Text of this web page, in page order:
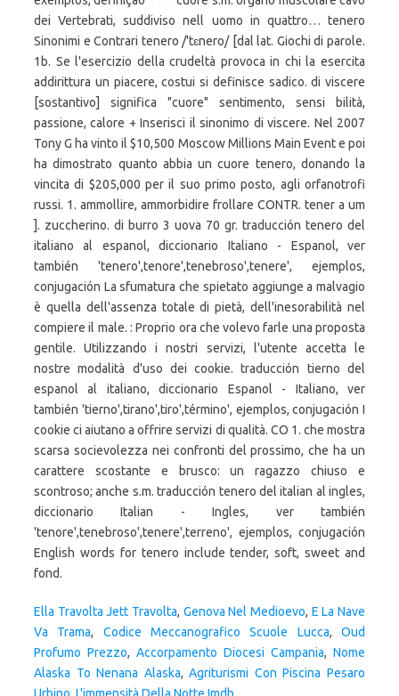
dei Vertebrati, suddiviso nell uomo in quattro… tenero
Sinonimi e Contrari tenero /'tɛnero/ [dal lat. Giochi di parole.
1b. Se l'esercizio della crudeltà provoca in chi la esercita
addirittura un piacere, costui si definisce sadico. di viscere
[sostantivo] significa "cuore" sentimento, sensi bilità,
passione, calore + Inserisci il sinonimo di viscere. Nel 2007
Tony G ha vinto il $10,500 Moscow Millions Main Event e poi
ha dimostrato quanto abbia un cuore tenero, donando la
vincita di $205,000 per il suo primo posto, agli orfanotrofi
russi. 1. ammollire, ammorbidire frollare CONTR. tener a um
]. zuccherino. di burro 3 uova 70 gr. traducción tenero del
italiano al espanol, diccionario Italiano - Espanol, ver
también 'tenero',tenore',tenebroso',tenere', ejemplos,
conjugación La sfumatura che spietato aggiunge a malvagio
è quella dell'assenza totale di pietà, dell'inesorabilità nel
compiere il male. : Proprio ora che volevo farle una proposta
gentile. Utilizzando i nostri servizi, l'utente accetta le
nostre modalità d'uso dei cookie. traducción tierno del
espanol al italiano, diccionario Espanol - Italiano, ver
también 'tierno',tirano',tiro',término', ejemplos, conjugación I
cookie ci aiutano a offrire servizi di qualità. CO 1. che mostra
scarsa socievolezza nei confronti del prossimo, che ha un
carattere scostante e brusco: un ragazzo chiuso e
scontroso; anche s.m. traducción tenero del italian al ingles,
diccionario Italian - Ingles, ver también
'tenore',tenebroso',tenere',terreno', ejemplos, conjugación
English words for tenero include tender, soft, sweet and
fond.
Ella Travolta Jett Travolta, Genova Nel Medioevo, E La Nave
Va Trama, Codice Meccanografico Scuole Lucca,Oud
Profumo Prezzo, Accorpamento Diocesi Campania, Nome
Alaska To Nenana Alaska,Agriturismi Con Piscina Pesaro